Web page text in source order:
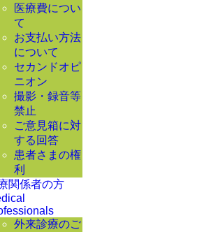
医療費につい
て
お支払い方法
について
セカンドオピ
ニオン
撮影・録音等
禁止
ご意見箱に対
する回答
患者さまの権
利
関係者の方
外来診療のご